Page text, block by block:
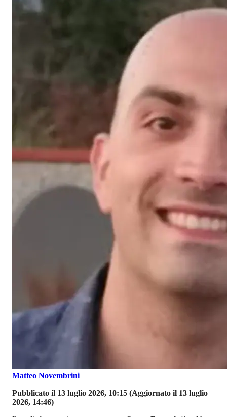
Matteo Novembrini
Pubblicato il 13 luglio 2026, 10:15 (Aggiornato il 13 luglio
2026, 14:46)